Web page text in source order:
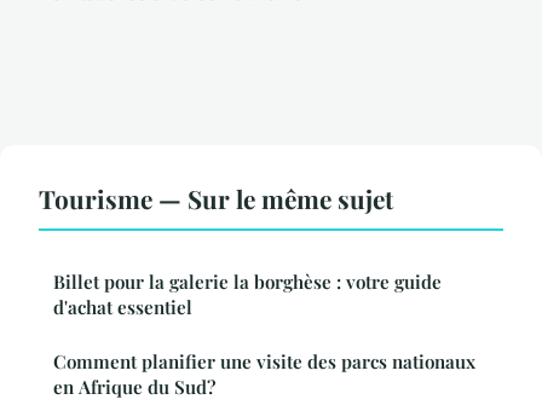
Tourisme — Sur le même sujet
Billet pour la galerie la borghèse : votre guide
d'achat essentiel
Comment planifier une visite des parcs nationaux
en Afrique du Sud?